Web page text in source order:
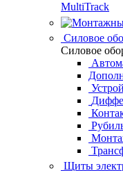
MultiTrack
Силовое
Силовое
Щиты